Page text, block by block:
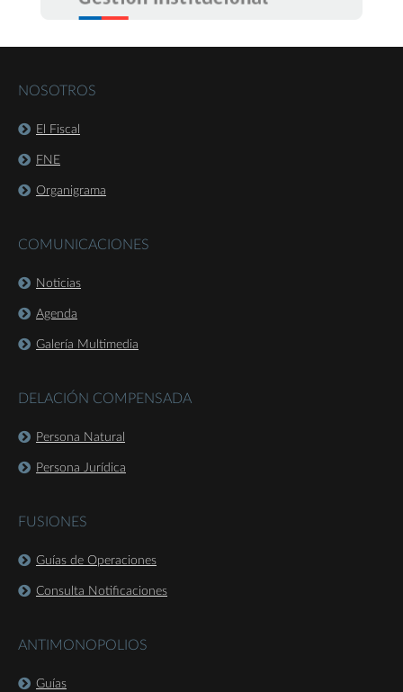
NOSOTROS
El Fiscal
FNE
Organigrama
COMUNICACIONES
Noticias
Agenda
Galería Multimedia
DELACIÓN COMPENSADA
Persona Natural
Persona Jurídica
FUSIONES
Guías de Operaciones
Consulta Notificaciones
ANTIMONOPOLIOS
Guías